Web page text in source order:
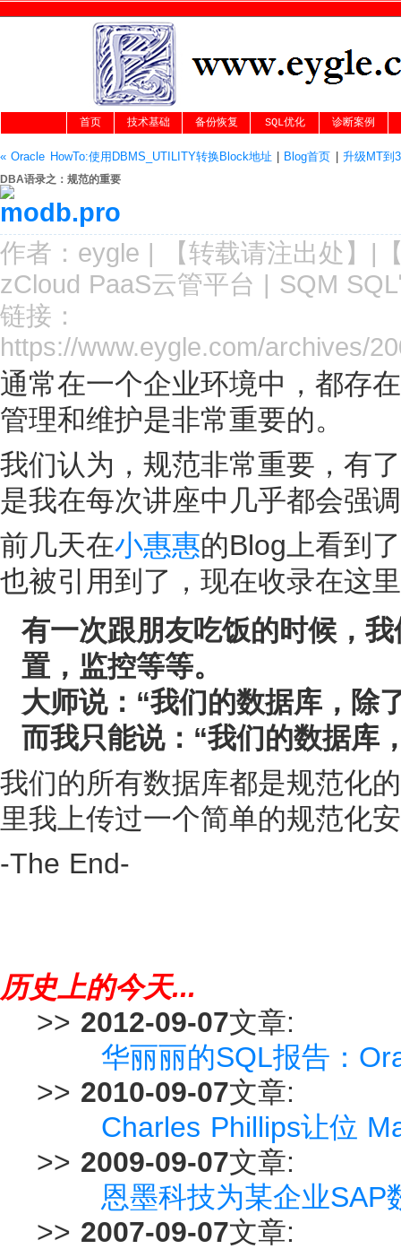
首页 技术基础 备份恢复 SQL优化 诊断案例
« Oracle HowTo:使用DBMS_UTILITY转换Block地址 Blog首页 升级MT到
DBA语录之：规范的重要
作者： eygle | 【转载请注出处 】|
zCloud PaaS云管平台 | SQM
链接：
https://www.eygle.com/archives/
通常在一个企业环境中，都存
管理和维护是非常重要的。
我们认为，规范非常重要，有
是我在每次讲座中几乎都会强
前几天在小惠惠的Blog上看到
也被引用到了，现在收录在这
有一次跟朋友吃饭的时候，
置，监控等等。
大师说：“我们的数据库，除
而我只能说：“我们的数据库
我们的所有数据库都是规范化
里我上传过一个简单的规范化
-The End-
历史上的今天...
>> 2012-09-07文章:
华丽丽的SQL报告：
>> 2010-09-07文章:
Charles Phillips让位
>> 2009-09-07文章:
恩墨科技为某企业SAP
>> 2007-09-07文章: